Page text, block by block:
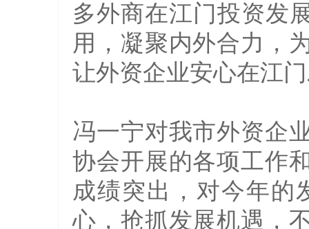
多外商在江门投资发
用，凝聚内外合力，
让外资企业安心在江
冯一宁对我市外资企
协会开展的各项工作
成绩突出，对今年的
心，抢抓发展机遇，